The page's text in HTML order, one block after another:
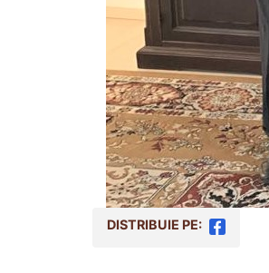
DISTRIBUIE PE: